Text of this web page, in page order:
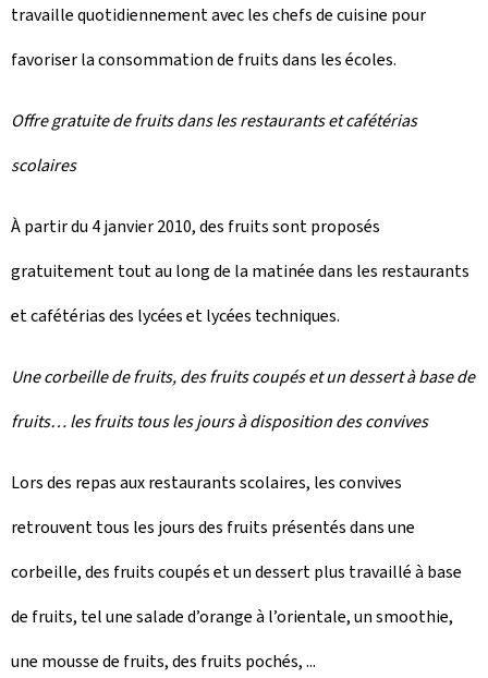
travaille quotidiennement avec les chefs de cuisine pour
favoriser la consommation de fruits dans les écoles.
Offre gratuite de fruits dans les restaurants et cafétérias
scolaires
À partir du 4 janvier 2010, des fruits sont proposés
gratuitement tout au long de la matinée dans les restaurants
et cafétérias des lycées et lycées techniques.
Une corbeille de fruits, des fruits coupés et un dessert à base de
fruits… les fruits tous les jours à disposition des convives
Lors des repas aux restaurants scolaires, les convives
retrouvent tous les jours des fruits présentés dans une
corbeille, des fruits coupés et un dessert plus travaillé à base
de fruits, tel une salade d’orange à l’orientale, un smoothie,
une mousse de fruits, des fruits pochés, ...